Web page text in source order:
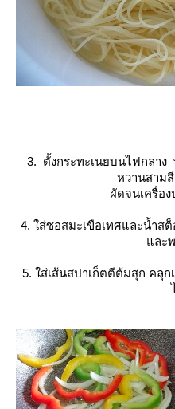
3. ตั้งกระทะเนยบนไฟกลา
หวานสาม
ผัดจนเครื่อง
4. ใส่ซอสมะเขือเทศและน้ำส
ละ
5. ใส่เส้นสปาเก็ตตีต้มสุก คลุ